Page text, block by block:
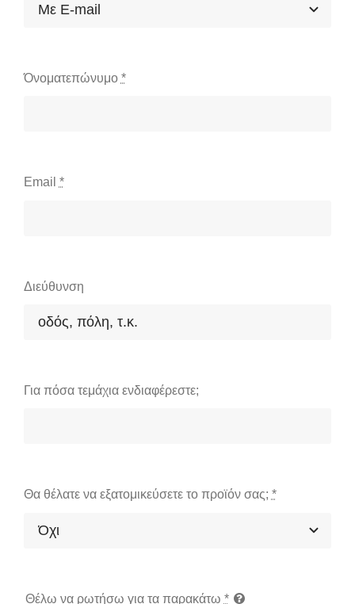
Όνοματεπώνυμο *
Email *
Διεύθυνση
Για πόσα τεμάχια ενδιαφέρεστε;
Θα θέλατε να εξατομικεύσετε το προϊόν σας; *
Θέλω να ρωτήσω για τα παρακάτω *